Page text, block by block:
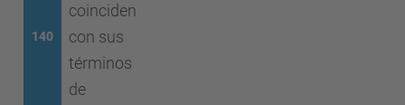
140
coinciden
con sus
términos
de